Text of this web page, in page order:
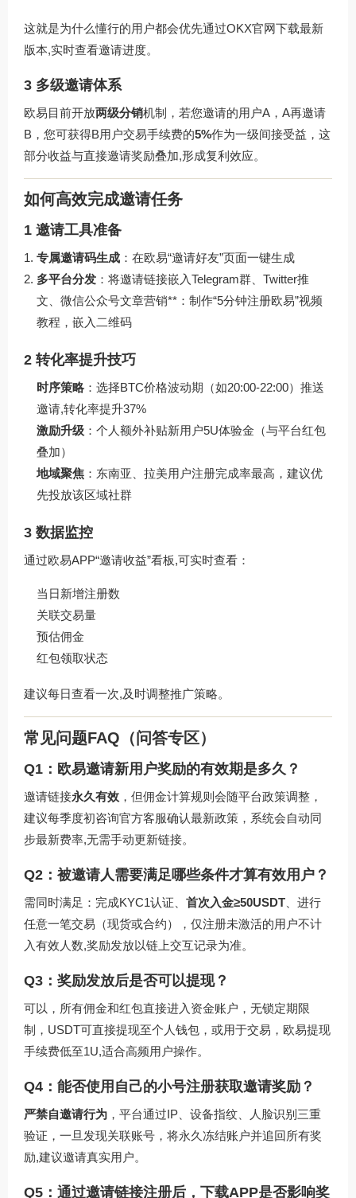
这就是为什么懂行的用户都会优先通过OKX官网下载最新
版本,实时查看邀请进度。
3 多级邀请体系
欧易目前开放两级分销机制，若您邀请的用户A，A再邀请
B，您可获得B用户交易手续费的5%作为一级间接受益，这
部分收益与直接邀请奖励叠加,形成复利效应。
如何高效完成邀请任务
1 邀请工具准备
专属邀请码生成 ：在欧易“邀请好友”页面一键生成
多平台分发 ：将邀请链接嵌入Telegram群、Twitter推
文、微信公众号文章营销**：制作“5分钟注册欧易”视频
教程，嵌入二维码
2 转化率提升技巧
时序策略 ：选择BTC价格波动期（如20:00-22:00）推送
邀请,转化率提升37%
激励升级 ：个人额外补贴新用户5U体验金（与平台红包
叠加）
地域聚焦 ：东南亚、拉美用户注册完成率最高，建议优
先投放该区域社群
3 数据监控
通过欧易APP“邀请收益”看板,可实时查看：
当日新增注册数
关联交易量
预估佣金
红包领取状态
建议每日查看一次,及时调整推广策略。
常见问题FAQ（问答专区）
Q1：欧易邀请新用户奖励的有效期是多久？
邀请链接永久有效 ，但佣金计算规则会随平台政策调整，
建议每季度初咨询官方客服确认最新政策，系统会自动同
步最新费率,无需手动更新链接。
Q2：被邀请人需要满足哪些条件才算有效用户？
需同时满足：完成KYC1认证、 首次入金≥50USDT 、进行
任意一笔交易（现货或合约），仅注册未激活的用户不计
入有效人数,奖励发放以链上交互记录为准。
Q3：奖励发放后是否可以提现？
可以，所有佣金和红包直接进入资金账户，无锁定期限
制，USDT可直接提现至个人钱包，或用于交易，欧易提现
手续费低至1U,适合高频用户操作。
Q4：能否使用自己的小号注册获取邀请奖励？
严禁自邀请行为 ，平台通过IP、设备指纹、人脸识别三重
验证，一旦发现关联账号，将永久冻结账户并追回所有奖
励,建议邀请真实用户。
Q5：通过邀请链接注册后，下载APP是否影响奖